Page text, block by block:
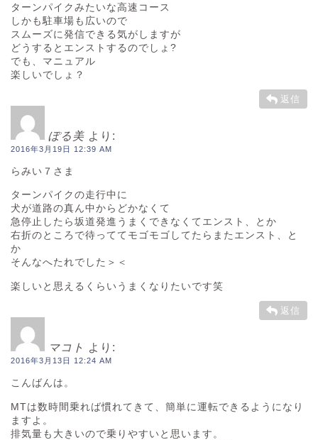
ターンパイクみたいな高速コース
しかも駐車場も広いので
スムーズに発信できる気がしますが
どうするとエンストするのでしょ?
でも、マニュアル
楽しいでしょ？
返信
ぽる美 より:
2016年3月19日 12:39 AM
らみい７さま
ターンパイクの走行中に
犬が道路の真ん中からどかなくて
急停止したら坂道発進うまくできなくてエンスト、とか
右折のところで待っててモゴモゴしてたらまたエンスト、と
か
そんなへたれでした＞＜
楽しいと思えるくらいうまくなりたいです笑
返信
マコト より:
2016年3月13日 12:24 AM
こんばんは。
MTは数時間乗れば慣れてきて、簡単に運転できるようになり
ますよ。
排気量も大きいので乗りやすいと思います。